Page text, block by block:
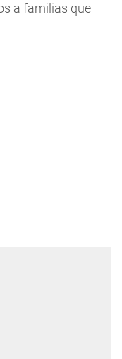
a familias que